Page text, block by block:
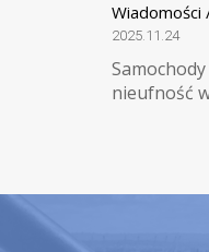
2025.11.24
nieufność